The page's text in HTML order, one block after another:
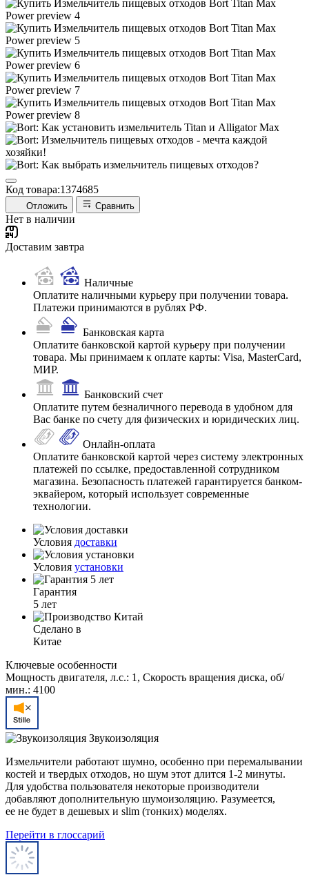
Код товара:1374685
Отложить Сравнить
Нет в наличии
Доставим завтра
Наличные
Оплатите наличными курьеру при получении товара.
Платежи принимаются в рублях РФ.
Банковская карта
Оплатите банковской картой курьеру при получении
товара. Мы принимаем к оплате карты: Visa, MasterCard,
МИР.
Банковский счет
Оплатите путем безналичного перевода в удобном для
Вас банке по счету для физических и юридических лиц.
Онлайн-оплата
Оплатите банковской картой через систему электронных
платежей по ссылке, предоставленной сотрудником
магазина. Безопасность платежей гарантируется банком-
эквайером, который использует современные
технологии.
Условия доставки
Условия установки
Гарантия
5 лет
Сделано в
Китае
Ключевые особенности
Мощность двигателя, л.с.: 1, Скорость вращения диска, об/
мин.: 4100
Звукоизоляция
Измельчители работают шумно, особенно при перемалывании
костей и твердых отходов, но шум этот длится 1-2 минуты.
Для удобства пользователя некоторые производители
добавляют дополнительную шумоизоляцию. Разумеется,
ее не будет в дешевых и slim (тонких) моделях.
Перейти в глоссарий